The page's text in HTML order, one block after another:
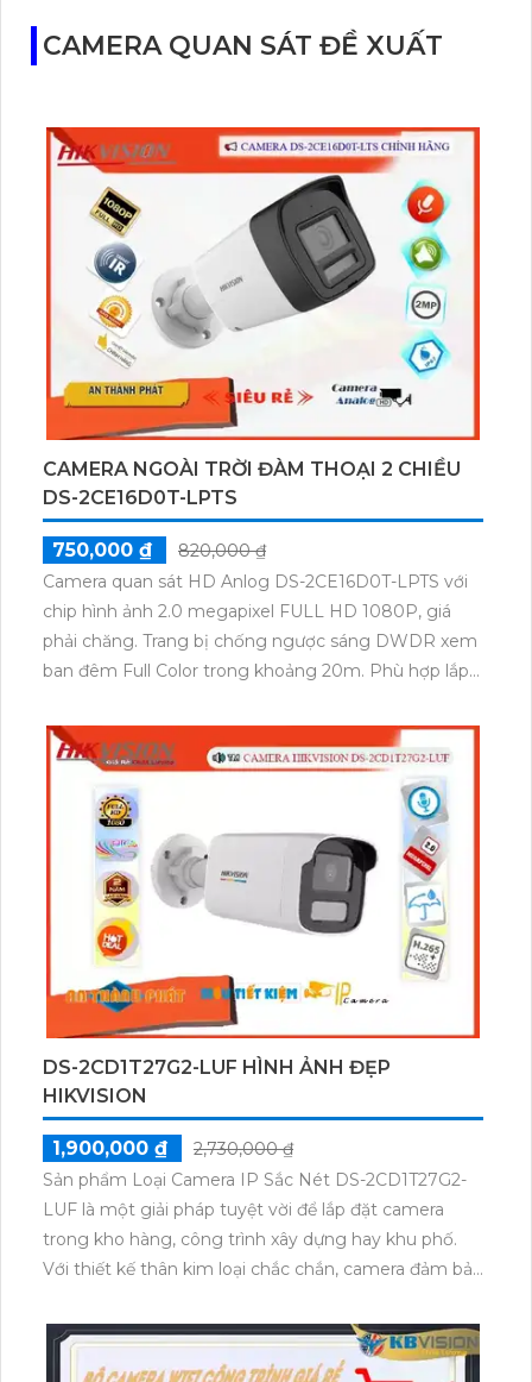
CAMERA QUAN SÁT ĐỀ XUẤT
CAMERA NGOÀI TRỜI ĐÀM THOẠI 2 CHIỀU
DS-2CE16D0T-LPTS
750,000 ₫
820,000 ₫
Camera quan sát HD Anlog DS-2CE16D0T-LPTS với
chip hình ảnh 2.0 megapixel FULL HD 1080P, giá
phải chăng. Trang bị chống ngược sáng DWDR xem
ban đêm Full Color trong khoảng 20m. Phù hợp lắp
Thân Plastic tích hợp công nghệ AHD CVI TVI BCS,
hỗ trợ hình ảnh âm thanh trên cáp đồng trục, thu âm
và loa.Camera DS-2CE16D0T-LPTS là lựa chọn hoàn
hảo cho mục đích giám sát với giá cả hợp lý. Với
công nghệ Bù sáng BLC HD Anlog, camera này
cung cấp hình ảnh chất lượng cao ngay cả trong
điều kiện ánh sáng yếu. Điểm đặc biệt của sản phẩm
là tích hợp micro và loa, cho phép người dùng nghe
và nói cùng 1 lúc. Camera này đảm bảo mang đến
trải nghiệm giám sát tốt nhất.
DS-2CD1T27G2-LUF HÌNH ẢNH ĐẸP
HIKVISION
1,900,000 ₫
2,730,000 ₫
Sản phẩm Loại Camera IP Sắc Nét DS-2CD1T27G2-
LUF là một giải pháp tuyệt vời để lắp đặt camera
trong kho hàng, công trình xây dựng hay khu phố.
Với thiết kế thân kim loại chắc chắn, camera đảm bảo
giải lên đến 2.0 MP, camera cung cấp hình ảnh sắc
nét và chất lượng cao.Camera sử dụng công nghệ IP